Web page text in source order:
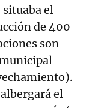
situaba el
de 400
son
el